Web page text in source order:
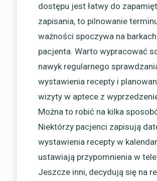
dostępu jest łatwy do
zapisania, to pilnowanie
ważności spoczywa na barkach
pacjenta. Warto wypracować
nawyk regularnego
wystawienia recepty i
wizyty w aptece z
Można to robić na kilka
Niektórzy pacjenci zapisują
wystawienia recepty w
ustawiają przypomnienia w
Jeszcze inni, decydują się na